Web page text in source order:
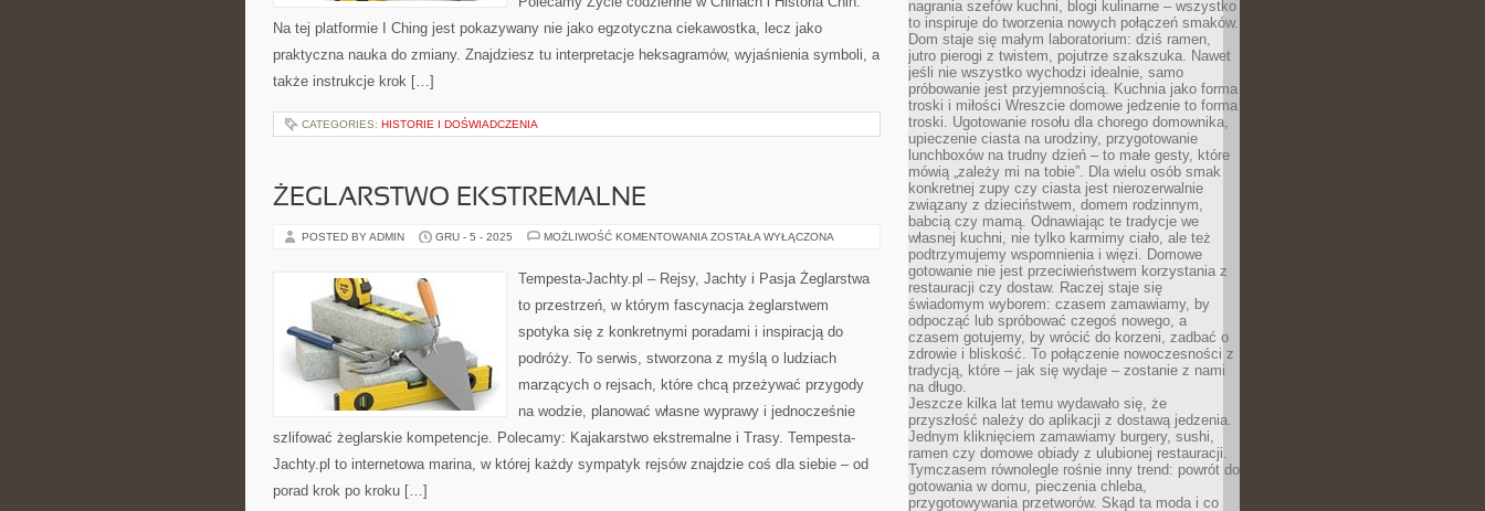
Na tej platformie I Ching jest pokazywany nie jako egzotyczna ciekawostka, lecz jako
praktyczna nauka do zmiany. Znajdziesz tu interpretacje heksagramów, wyjaśnienia symboli, a
także instrukcje krok […]
CATEGORIES: HISTORIE I DOŚWIADCZENIA
ŻEGLARSTWO EKSTREMALNE
POSTED BY ADMIN GRU - 5 - 2025 MOŻLIWOŚĆ KOMENTOWANIA ŻEGLARSTWO
ZOSTAŁA WYŁĄCZONA
Tempesta-Jachty.pl – Rejsy, Jachty i Pasja Żeglarstwa
to przestrzeń, w którym fascynacja żeglarstwem
spotyka się z konkretnymi poradami i inspiracją do
podróży. To serwis, stworzona z myślą o ludziach
marzących o rejsach, które chcą przeżywać przygody
na wodzie, planować własne wyprawy i jednocześnie
szlifować żeglarskie kompetencje. Polecamy: Kajakarstwo ekstremalne i Trasy. Tempesta-
Jachty.pl to internetowa marina, w której każdy sympatyk rejsów znajdzie coś dla siebie – od
porad krok po kroku […]
nagrania szefów kuchni, blogi kulinarne – wszystko
to inspiruje do tworzenia nowych połączeń smaków.
Dom staje się małym laboratorium: dziś ramen,
jutro pierogi z twistem, pojutrze szakszuka. Nawet
jeśli nie wszystko wychodzi idealnie, samo
próbowanie jest przyjemnością. Kuchnia jako forma
troski i miłości Wreszcie domowe jedzenie to forma
troski. Ugotowanie rosołu dla chorego domownika,
upieczenie ciasta na urodziny, przygotowanie
lunchboxów na trudny dzień – to małe gesty, które
mówią „zależy mi na tobie”. Dla wielu osób smak
konkretnej zupy czy ciasta jest nierozerwalnie
związany z dzieciństwem, domem rodzinnym,
babcią czy mamą. Odnawiając te tradycje we
własnej kuchni, nie tylko karmimy ciało, ale też
podtrzymujemy wspomnienia i więzi. Domowe
gotowanie nie jest przeciwieństwem korzystania z
restauracji czy dostaw. Raczej staje się
świadomym wyborem: czasem zamawiamy, by
odpocząć lub spróbować czegoś nowego, a
czasem gotujemy, by wrócić do korzeni, zadbać o
zdrowie i bliskość. To połączenie nowoczesności z
tradycją, które – jak się wydaje – zostanie z nami
na długo.
Jeszcze kilka lat temu wydawało się, że
przyszłość należy do aplikacji z dostawą jedzenia.
Jednym kliknięciem zamawiamy burgery, sushi,
ramen czy domowe obiady z ulubionej restauracji.
Tymczasem równolegle rośnie inny trend: powrót do
gotowania w domu, pieczenia chleba,
przygotowywania przetworów. Skąd ta moda i co